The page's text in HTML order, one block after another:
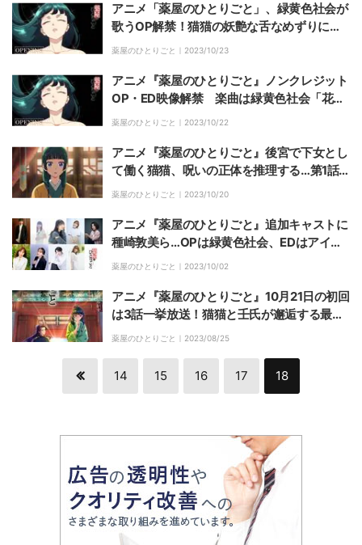
アニメ「薬屋のひとりごと」、緑黄色社会が
歌うOP解禁！猫猫の妖艶な舌なめずりに視
聴者がメロメロに
薬屋のひとりごと｜ 2023/10/23
アニメ『薬屋のひとりごと』ノンクレジット
OP・ED映像解禁 楽曲は緑黄色社会「花に
なって」&アイナ・ジ・エンド「アイコト
薬屋のひとりごと｜ 2023/10/22
アニメ『薬屋のひとりごと』後宮で下女とし
て働く猫猫、呪いの正体を推理する…第1話
あらすじ&先行カット公開
薬屋のひとりごと｜ 2023/10/20
アニメ『薬屋のひとりごと』追加キャストに
種崎敦美ら…OPは緑黄色社会、EDはアイ
ナ・ジ・エンド
薬屋のひとりごと｜ 2023/10/02
アニメ『薬屋のひとりごと』10月21日の初回
は3話一挙放送！猫猫と壬氏が邂逅する最新
ビジュアルも公開
薬屋のひとりごと｜ 2023/08/25
14 15 16 17 18